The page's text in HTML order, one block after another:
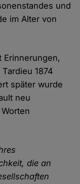
und
im Alter von
Erinnerungen,
1874
später wurde
neu
die an